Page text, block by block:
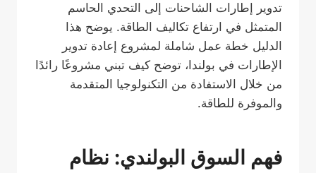
تدوير إطارات الشاحنات إلى التحدي الحاسم
المتمثل في ارتفاع تكاليف الطاقة. يوضح هذا
الدليل خطة عمل شاملة لمشروع إعادة تدوير
الإطارات في بولندا، توضح كيف تبني مشروعًا رائدًا
من خلال الاستفادة من التكنولوجيا المتقدمة
والموفرة للطاقة.
فهم السوق البولندي: نظام